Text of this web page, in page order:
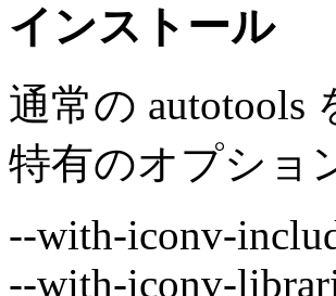
インストール
通常の autotools
特有のオプショ
--with-iconv-
--with-iconv-